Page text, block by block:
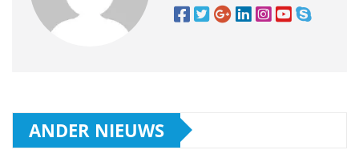
ANDER NIEUWS